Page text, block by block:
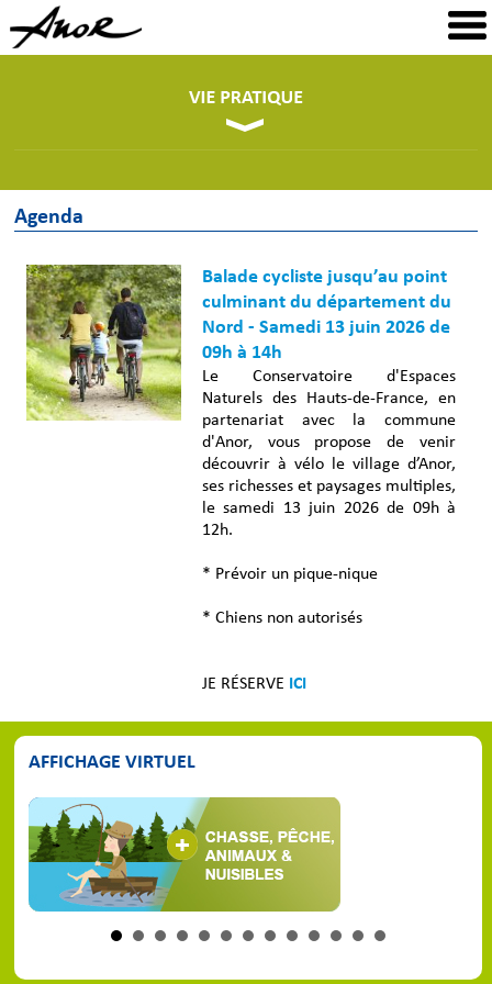
Agenda
Balade cycliste jusqu’au point
culminant du département du
Nord - Samedi 13 juin 2026 de
09h à 14h
Le Conservatoire d'Espaces
Naturels des Hauts-de-France, en
partenariat avec la commune
d'Anor, vous propose de venir
découvrir à vélo le village d’Anor,
ses richesses et paysages multiples,
le samedi 13 juin 2026 de 09h à
12h.
* Prévoir un pique-nique
* Chiens non autorisés
JE RÉSERVE ICI
AFFICHAGE VIRTUEL